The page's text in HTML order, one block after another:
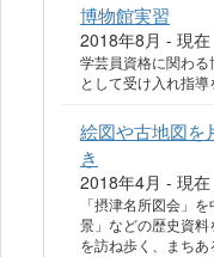
博物館実習
2018年8月 - 現在
学芸員資格に関わ
として受け入れ指導
絵図や古地図を
き
2018年4月 - 現在
「摂津名所図会」
景」などの歴史資
を訪ね歩く、まちあ